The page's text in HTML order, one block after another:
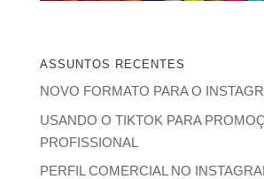
ASSUNTOS RECENTES
NOVO FORMATO PARA O
USANDO O TIKTOK PARA
PROFISSIONAL
PERFIL COMERCIAL NO